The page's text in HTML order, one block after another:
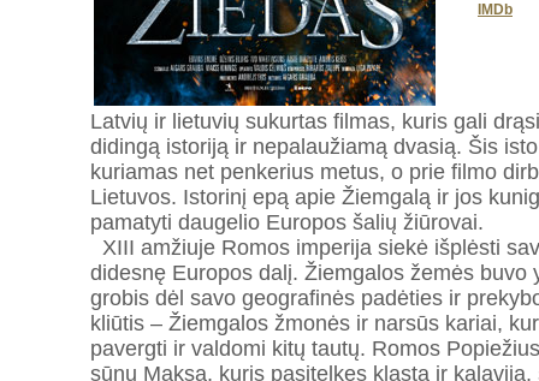
IMDb
Latvių ir lietuvių sukurtas filmas, kuris gali
didingą istoriją ir nepalaužiamą dvasią. Šis
kuriamas net penkerius metus, o prie filmo
Lietuvos. Istorinį epą apie Žiemgalą ir jos
pamatyti daugelio Europos šalių žiūrovai.
XIII amžiuje Romos imperija siekė išplėsti
didesnę Europos dalį. Žiemgalos žemės buvo
grobis dėl savo geografinės padėties ir
kliūtis – Žiemgalos žmonės ir narsūs kariai,
pavergti ir valdomi kitų tautų. Romos
sūnų Maksą, kuris pasitelkęs klastą ir